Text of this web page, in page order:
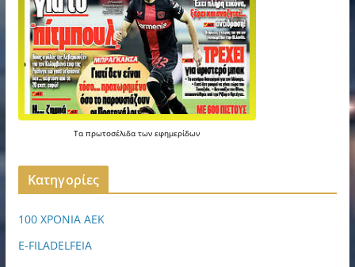
Ταπρωτοσέλιδατωνεφημερίδων
Kατηγορίες
100 ΧΡΟΝΙΑ ΑΕΚ
E-FILADELFEIA